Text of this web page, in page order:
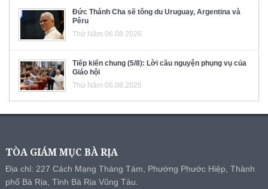
Đức Thánh Cha sẽ tông du Uruguay, Argentina và
Pêru
Thứ Năm 06.08.2026
Tiếp kiến chung (5/8): Lời cầu nguyện phụng vụ của
Giáo hội
Thứ Năm 06.08.2026
TÒA GIÁM MỤC BÀ RỊA
Địa chỉ: 227 Cách Mạng Tháng Tám, Phường Phước Hiệp, Thành
phố Bà Rịa, Tỉnh Bà Rịa Vũng Tàu.